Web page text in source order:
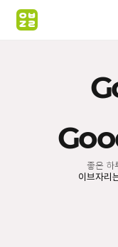
좋은 하
이브자리